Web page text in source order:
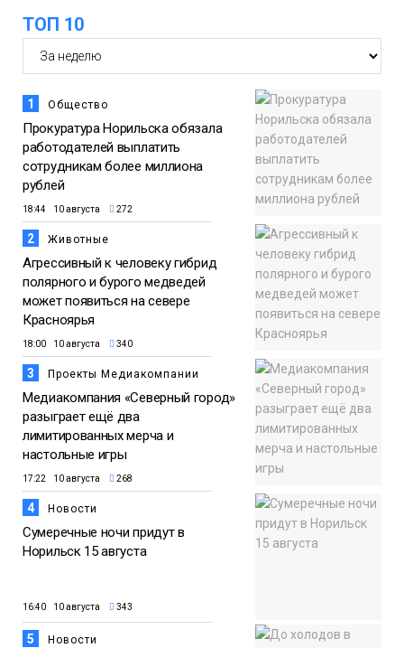
ТОП 10
1 Общество
Прокуратура Норильска обязала
работодателей выплатить
сотрудникам более миллиона
рублей
18:44 10 августа 272
2 Животные
Агрессивный к человеку гибрид
полярного и бурого медведей
может появиться на севере
Красноярья
18:00 10 августа 340
3 Проекты Медиакомпании
Медиакомпания «Северный город»
разыграет ещё два
лимитированных мерча и
настольные игры
17:22 10 августа 268
4 Новости
Сумеречные ночи придут в
Норильск 15 августа
16:40 10 августа 343
5 Новости